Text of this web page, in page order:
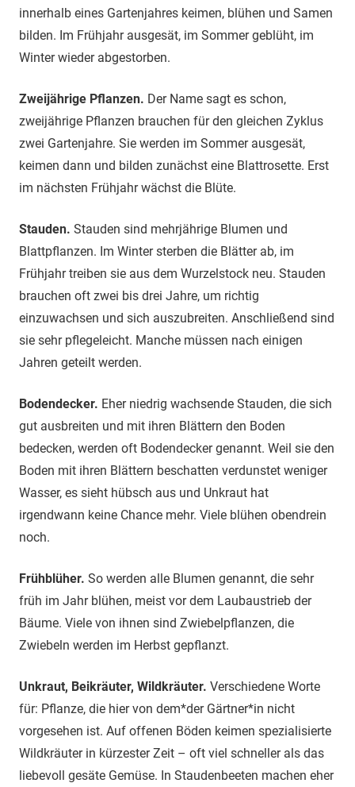
innerhalb eines Gartenjahres keimen, blühen und Samen
bilden. Im Frühjahr ausgesät, im Sommer geblüht, im
Winter wieder abgestorben.
Zweijährige Pflanzen. Der Name sagt es schon,
zweijährige Pflanzen brauchen für den gleichen Zyklus
zwei Gartenjahre. Sie werden im Sommer ausgesät,
keimen dann und bilden zunächst eine Blattrosette. Erst
im nächsten Frühjahr wächst die Blüte.
Stauden. Stauden sind mehrjährige Blumen und
Blattpflanzen. Im Winter sterben die Blätter ab, im
Frühjahr treiben sie aus dem Wurzelstock neu. Stauden
brauchen oft zwei bis drei Jahre, um richtig
einzuwachsen und sich auszubreiten. Anschließend sind
sie sehr pflegeleicht. Manche müssen nach einigen
Jahren geteilt werden.
Bodendecker. Eher niedrig wachsende Stauden, die sich
gut ausbreiten und mit ihren Blättern den Boden
bedecken, werden oft Bodendecker genannt. Weil sie den
Boden mit ihren Blättern beschatten verdunstet weniger
Wasser, es sieht hübsch aus und Unkraut hat
irgendwann keine Chance mehr. Viele blühen obendrein
noch.
Frühblüher. So werden alle Blumen genannt, die sehr
früh im Jahr blühen, meist vor dem Laubaustrieb der
Bäume. Viele von ihnen sind Zwiebelpflanzen, die
Zwiebeln werden im Herbst gepflanzt.
Unkraut, Beikräuter, Wildkräuter. Verschiedene Worte
für: Pflanze, die hier von dem*der Gärtner*in nicht
vorgesehen ist. Auf offenen Böden keimen spezialisierte
Wildkräuter in kürzester Zeit – oft viel schneller als das
liebevoll gesäte Gemüse. In Staudenbeeten machen eher